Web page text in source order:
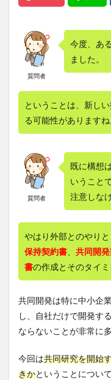
質問者
今度、あ
ました。
ということは、新し
る可能性がありますね
質問者
既に構想
いうこと
注意しな
やはり外部とのやり
保持契約書
共同開
書の作成とそのタイミ
共同開発は特に中小企
し、自社だけで開発す
ならないことが非常に
今回は共同研究を開始
きかということについ